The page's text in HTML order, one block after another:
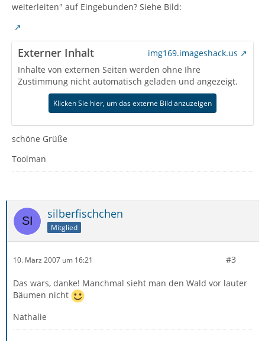
weiterleiten" auf Eingebunden? Siehe Bild:
Externer Inhalt
img169.imageshack.us
Inhalte von externen Seiten werden ohne Ihre
Zustimmung nicht automatisch geladen und angezeigt.
Klicken Sie hier, um das externe Bild anzuzeigen
schöne Grüße
Toolman
silberfischchen
Mitglied
10. März 2007 um 16:21 #3
Das wars, danke! Manchmal sieht man den Wald vor lauter
Bäumen nicht
Nathalie